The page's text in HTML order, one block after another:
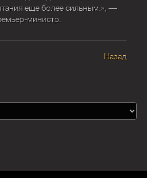
еще более сильным.», —
министр.
Назад